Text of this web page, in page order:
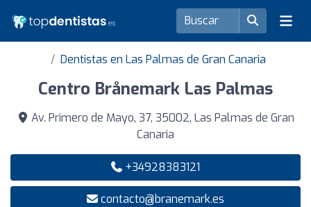
Dentistas en Las Palmas de Gran Canaria
Centro Brånemark Las Palmas
Av. Primero de Mayo, 37, 35002, Las Palmas de Gran
Canaria
+34928383121
contacto@branemark.es